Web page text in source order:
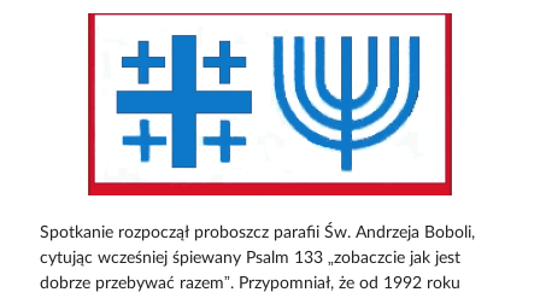
Spotkanie rozpoczął proboszcz parafii Św. Andrzeja Boboli,
cytując wcześniej śpiewany Psalm 133 „zobaczcie jak jest
dobrze przebywać razem”. Przypomniał, że od 1992 roku